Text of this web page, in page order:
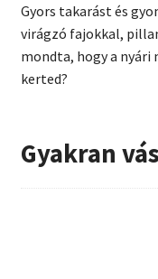
Gyors takarást és
virágzó fajokkal,
mondta, hogy a nyári
kerted?
Gyakran